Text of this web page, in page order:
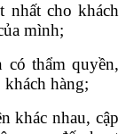
nhất cho khách
mình;
có thẩm quyền,
hàng;
khác nhau, cập